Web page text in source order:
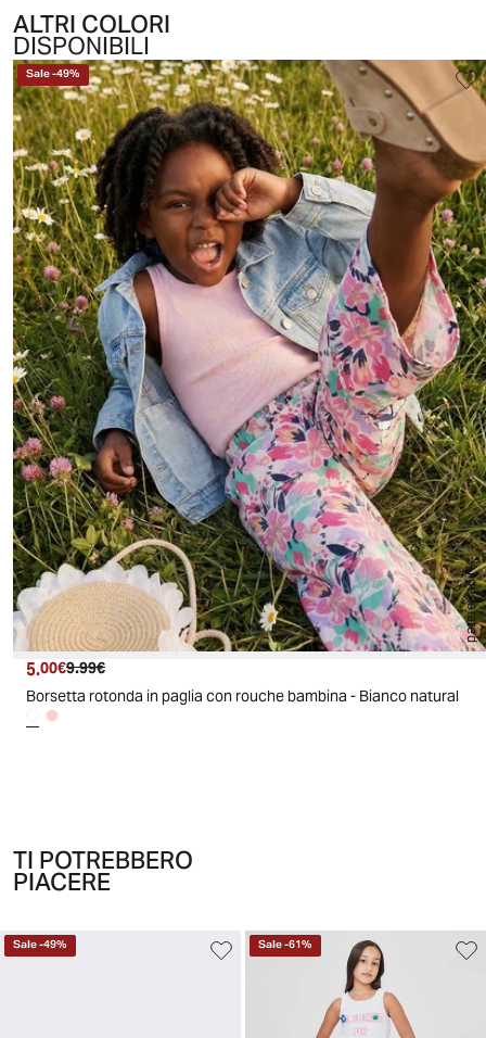
ALTRI COLORI
DISPONIBILI
AI generated
Sale-49%
Prezzo attuale
5.00€ Prezzo originale
9.99€
Borsetta rotonda in paglia con rouche bambina - Bianco natural
TI POTREBBERO
PIACERE
Sale-49% Sale-61%